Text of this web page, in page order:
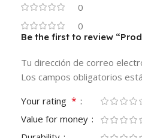
0
0
Be the first to review
Tu dirección de correo
Los campos obligatorios
Your rating *
Value for money